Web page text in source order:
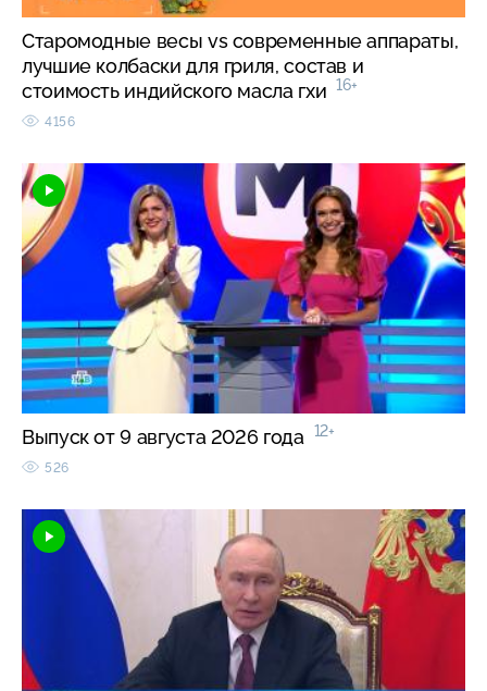
Старомодные весы vs современные аппараты,
лучшие колбаски для гриля, состав и
стоимость индийского масла гхи 16+
4156
Выпуск от 9 августа 2026 года 12+
526